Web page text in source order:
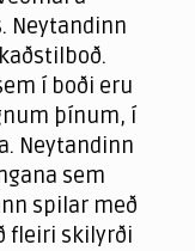
Neytandinn
í boði eru
þínum, í
Neytandinn
sem
spilar með
fleiri skilyrði